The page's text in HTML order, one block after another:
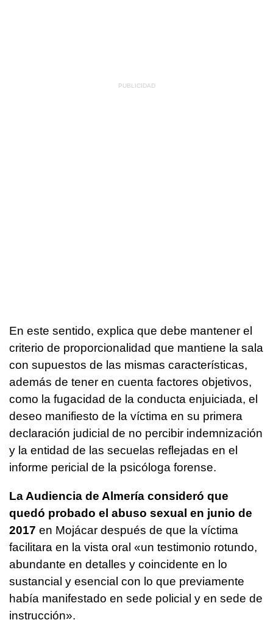
En este sentido, explica que debe mantener el
criterio de proporcionalidad que mantiene la sala
con supuestos de las mismas características,
además de tener en cuenta factores objetivos,
como la fugacidad de la conducta enjuiciada, el
deseo manifiesto de la víctima en su primera
declaración judicial de no percibir indemnización
y la entidad de las secuelas reflejadas en el
informe pericial de la psicóloga forense.
La Audiencia de Almería consideró que
quedó probado el abuso sexual en junio de
2017 en Mojácar después de que la víctima
facilitara en la vista oral «un testimonio rotundo,
abundante en detalles y coincidente en lo
sustancial y esencial con lo que previamente
había manifestado en sede policial y en sede de
instrucción».